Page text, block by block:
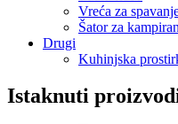
Vreća za
Šator za
Drugi
Kuhinjska
Istaknuti